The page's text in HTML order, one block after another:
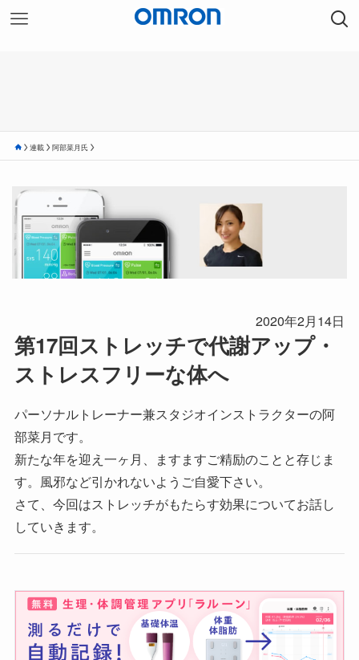
連載 阿部菜月氏
2020年2月14日
第17回ストレッチで代謝アップ・
ストレスフリーな体へ
パーソナルトレーナー兼スタジオインストラクターの阿
部菜月です。
新たな年を迎え一ヶ月、ますますご精励のことと存じま
す。風邪など引かれないようご自愛下さい。
さて、今回はストレッチがもたらす効果についてお話し
していきます。